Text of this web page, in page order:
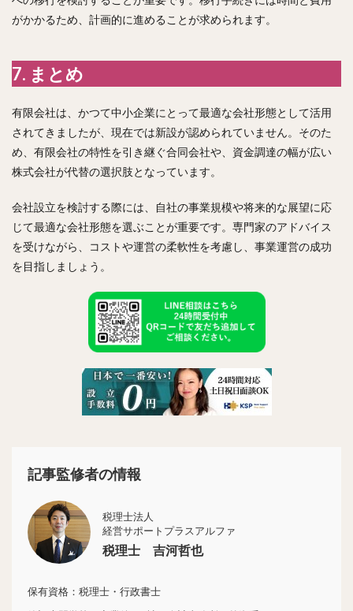
がかかるため、計画的に進めることが求められます。
7. まとめ
有限会社は、かつて中小企業にとって最適な会社形態として活用
されてきましたが、現在では新設が認められていません。そのた
め、有限会社の特性を引き継ぐ合同会社や、資金調達の幅が広い
株式会社が代替の選択肢となっています。
会社設立を検討する際には、自社の事業規模や将来的な展望に応
じて最適な会社形態を選ぶことが重要です。専門家のアドバイス
を受けながら、コストや運営の柔軟性を考慮し、事業運営の成功
を目指しましょう。
記事監修者の情報
税理士法人
経営サポートプラスアルファ
税理士 吉河哲也
保有資格：税理士・行政書士